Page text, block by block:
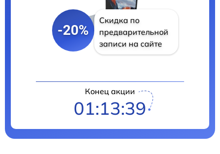
-20%
Скидка по
предварительной
записи на сайте
Конец акции
01:13:38